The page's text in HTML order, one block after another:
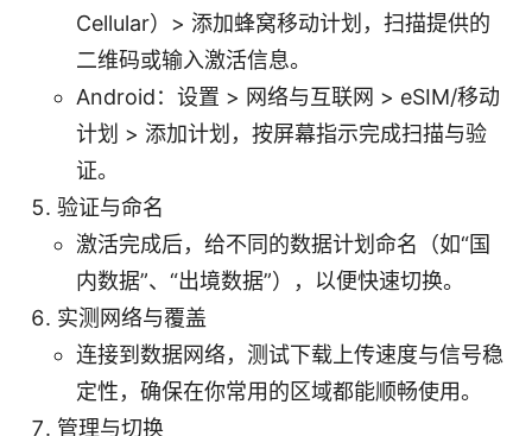
Cellular）> 添加蜂窝移动计划，扫描提供的
二维码或输入激活信息。
Android：设置 > 网络与互联网 > eSIM/移动
计划 > 添加计划，按屏幕指示完成扫描与验
证。
验证与命名
激活完成后，给不同的数据计划命名（如“国
内数据”、“出境数据”），以便快速切换。
实测网络与覆盖
连接到数据网络，测试下载上传速度与信号稳
定性，确保在你常用的区域都能顺畅使用。
管理与切换